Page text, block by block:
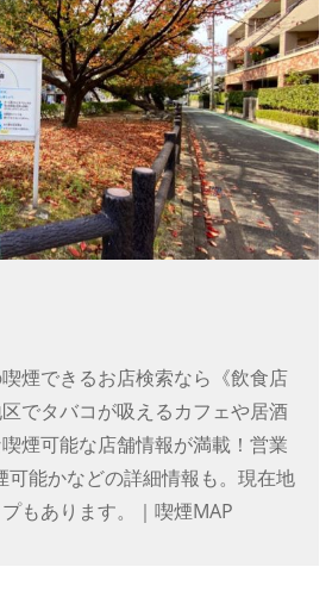
煙できるお店検索なら《飲食店
でタバコが吸えるカフェや居酒
煙可能な店舗情報が満載！営業
可能かなどの詳細情報も。現在地
もあります。｜喫煙MAP